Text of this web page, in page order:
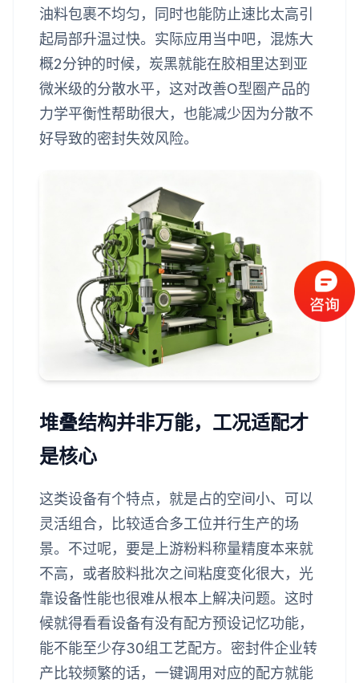
油料包裹不均匀，同时也能防止速比太高引
起局部升温过快。实际应用当中吧，混炼大
概2分钟的时候，炭黑就能在胶相里达到亚
微米级的分散水平，这对改善O型圈产品的
力学平衡性帮助很大，也能减少因为分散不
好导致的密封失效风险。
堆叠结构并非万能，工况适配才
是核心
这类设备有个特点，就是占的空间小、可以
灵活组合，比较适合多工位并行生产的场
景。不过呢，要是上游粉料称量精度本来就
不高，或者胶料批次之间粘度变化很大，光
靠设备性能也很难从根本上解决问题。这时
候就得看看设备有没有配方预设记忆功能，
能不能至少存30组工艺配方。密封件企业转
产比较频繁的话，一键调用对应的配方就能